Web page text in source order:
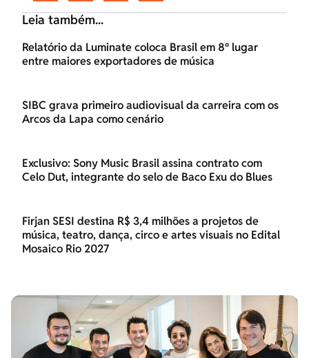
Leia também...
Relatório da Luminate coloca Brasil em 8º lugar
entre maiores exportadores de música
SIBC grava primeiro audiovisual da carreira com os
Arcos da Lapa como cenário
Exclusivo: Sony Music Brasil assina contrato com
Celo Dut, integrante do selo de Baco Exu do Blues
Firjan SESI destina R$ 3,4 milhões a projetos de
música, teatro, dança, circo e artes visuais no Edital
Mosaico Rio 2027